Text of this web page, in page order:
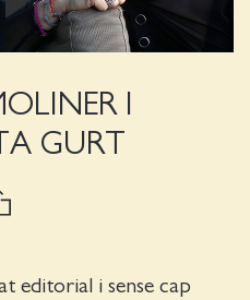
I
GURT
editorial i sense cap